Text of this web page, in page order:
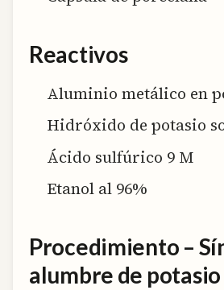
Reactivos
Aluminio metálico en
Hidróxido de potasio
Ácido sulfúrico 9 M
Etanol al 96%
Procedimiento –
alumbre de potasio